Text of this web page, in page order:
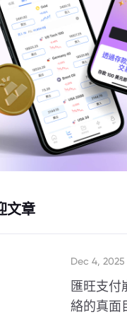
文章
Dec 4, 2025
匯旺支付
絡的真面